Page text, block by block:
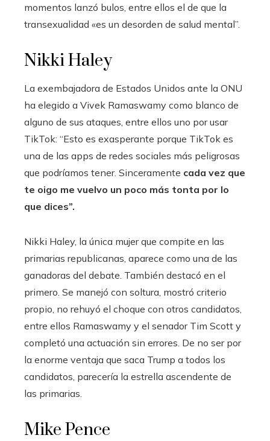
momentos lanzó bulos, entre ellos el de que la
transexualidad «es un desorden de salud mental”.
Nikki Haley
La exembajadora de Estados Unidos ante la ONU
ha elegido a Vivek Ramaswamy como blanco de
alguno de sus ataques, entre ellos uno por usar
TikTok: “Esto es exasperante porque TikTok es
una de las apps de redes sociales más peligrosas
que podríamos tener. Sinceramente cada vez que
te oigo me vuelvo un poco más tonta por lo
que dices”.
Nikki Haley, la única mujer que compite en las
primarias republicanas, aparece como una de las
ganadoras del debate. También destacó en el
primero. Se manejó con soltura, mostró criterio
propio, no rehuyó el choque con otros candidatos,
entre ellos Ramaswamy y el senador Tim Scott y
completó una actuación sin errores. De no ser por
la enorme ventaja que saca Trump a todos los
candidatos, parecería la estrella ascendente de
las primarias.
Mike Pence